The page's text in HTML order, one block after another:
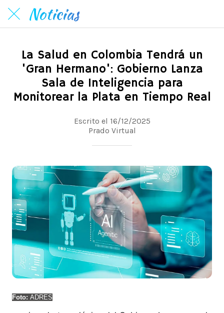
Noticias
La Salud en Colombia Tendrá un
'Gran Hermano': Gobierno Lanza
Sala de Inteligencia para
Monitorear la Plata en Tiempo Real
Escrito el 16/12/2025
Prado Virtual
Foto: ADRES